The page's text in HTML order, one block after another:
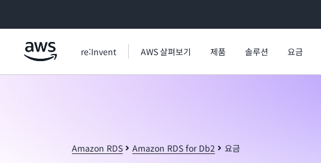
re:Invent AWS 살펴보기 제품 솔루션 요금
Amazon RDS Amazon RDS for Db2 요금